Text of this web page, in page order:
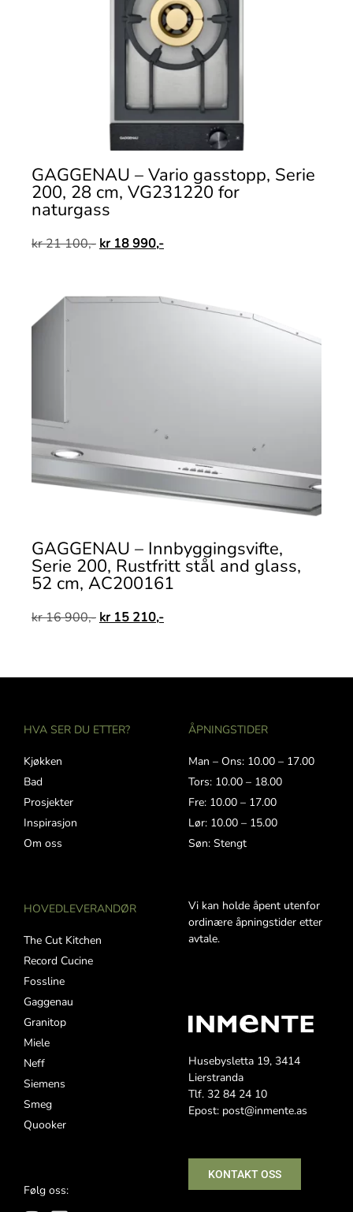
GAGGENAU – Vario gasstopp, Serie
200, 28 cm, VG231220 for
naturgass
kr21 100,- kr18 990,-
GAGGENAU – Innbyggingsvifte,
Serie 200, Rustfritt stål and glass,
52 cm, AC200161
kr16 900,- kr15 210,-
HVA SER DU ETTER?
Kjøkken
Bad
Prosjekter
Inspirasjon
Om oss
HOVEDLEVERANDØR
The Cut Kitchen
Record Cucine
Fossline
Gaggenau
Granitop
Miele
Neff
Siemens
Smeg
Quooker
Følg oss:
ÅPNINGSTIDER
Man – Ons: 10.00 – 17.00
Tors: 10.00 – 18.00
Fre: 10.00 – 17.00
Lør: 10.00 – 15.00
Søn: Stengt
Vi kan holde åpent utenfor
ordinære åpningstider etter
avtale.
Husebysletta 19, 3414
Lierstranda
Tlf. 32 84 24 10
Epost: post@inmente.as
KONTAKT OSS